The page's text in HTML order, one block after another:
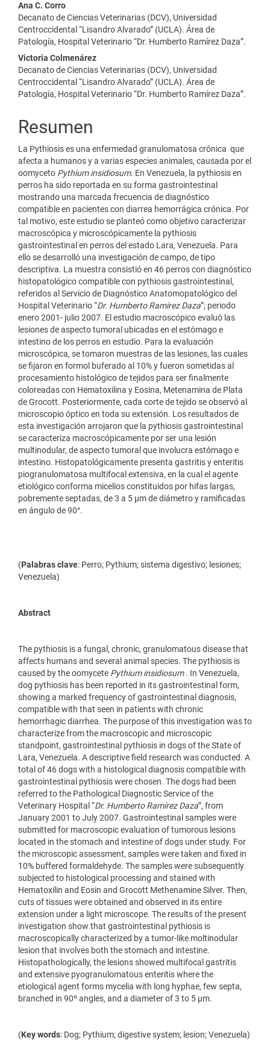
Ana C. Corro
Decanato de Ciencias Veterinarias (DCV), Universidad
Centroccidental “Lisandro Alvarado” (UCLA). Área de
Patología, Hospital Veterinario “Dr. Humberto Ramírez Daza”.
Victoria Colmenárez
Decanato de Ciencias Veterinarias (DCV), Universidad
Centroccidental “Lisandro Alvarado” (UCLA). Área de
Patología, Hospital Veterinario “Dr. Humberto Ramírez Daza”.
Resumen
La Pythiosis es una enfermedad granulomatosa crónica que
afecta a humanos y a varias especies animales, causada por el
oomyceto Pythium insidiosum. En Venezuela, la pythiosis en
perros ha sido reportada en su forma gastrointestinal
mostrando una marcada frecuencia de diagnóstico
compatible en pacientes con diarrea hemorrágica crónica. Por
tal motivo, este estudio se planteó como objetivo caracterizar
macroscópica y microscópicamente la pythiosis
gastrointestinal en perros del estado Lara, Venezuela. Para
ello se desarrolló una investigación de campo, de tipo
descriptiva. La muestra consistió en 46 perros con diagnóstico
histopatológico compatible con pythiosis gastrointestinal,
referidos al Servicio de Diagnóstico Anatomopatológico del
Hospital Veterinario “Dr. Humberto Ramírez Daza”; periodo
enero 2001- julio 2007. El estudio macroscópico evaluó las
lesiones de aspecto tumoral ubicadas en el estómago e
intestino de los perros en estudio. Para la evaluación
microscópica, se tomaron muestras de las lesiones, las cuales
se fijaron en formol buferado al 10% y fueron sometidas al
procesamiento histológico de tejidos para ser finalmente
coloreadas con Hematoxilina y Eosina, Metenamina de Plata
de Grocott. Posteriormente, cada corte de tejido se observó al
microscopio óptico en toda su extensión. Los resultados de
esta investigación arrojaron que la pythiosis gastrointestinal
se caracteriza macroscópicamente por ser una lesión
multinodular, de aspecto tumoral que involucra estómago e
intestino. Histopatológicamente presenta gastritis y enteritis
piogranulomatosa multifocal extensiva, en la cual el agente
etiológico conforma micelios constituidos por hifas largas,
pobremente septadas, de 3 a 5 µm de diámetro y ramificadas
en ángulo de 90°.
(Palabras clave: Perro; Pythium; sistema digestivo; lesiones;
Venezuela)
Abstract
The pythiosis is a fungal, chronic, granulomatous disease that
affects humans and several animal species. The pythiosis is
caused by the oomycete Pythium insidiosum. In Venezuela,
dog pythiosis has been reported in its gastrointestinal form,
showing a marked frequency of gastrointestinal diagnosis,
compatible with that seen in patients with chronic
hemorrhagic diarrhea. The purpose of this investigation was to
characterize from the macroscopic and microscopic
standpoint, gastrointestinal pythiosis in dogs of the State of
Lara, Venezuela. A descriptive field research was conducted. A
total of 46 dogs with a histological diagnosis compatible with
gastrointestinal pythiosis were chosen. The dogs had been
referred to the Pathological Diagnostic Service of the
Veterinary Hospital “Dr. Humberto Ramírez Daza”, from
January 2001 to July 2007. Gastrointestinal samples were
submitted for macroscopic evaluation of tumorous lesions
located in the stomach and intestine of dogs under study. For
the microscopic assessment, samples were taken and fixed in
10% buffered formaldehyde. The samples were subsequently
subjected to histological processing and stained with
Hematoxilin and Eosin and Grocott Methenamine Silver. Then,
cuts of tissues were obtained and observed in its entire
extension under a light microscope. The results of the present
investigation show that gastrointestinal pythiosis is
macroscopically characterized by a tumor-like moltinodular
lesion that involves both the stomach and intestine.
Histopathologically, the lesions showed multifocal gastritis
and extensive pyogranulomatous enteritis where the
etiological agent forms mycelia with long hyphae, few septa,
branched in 90º angles, and a diameter of 3 to 5 µm.
(Key words: Dog; Pythium; digestive system; lesion; Venezuela)